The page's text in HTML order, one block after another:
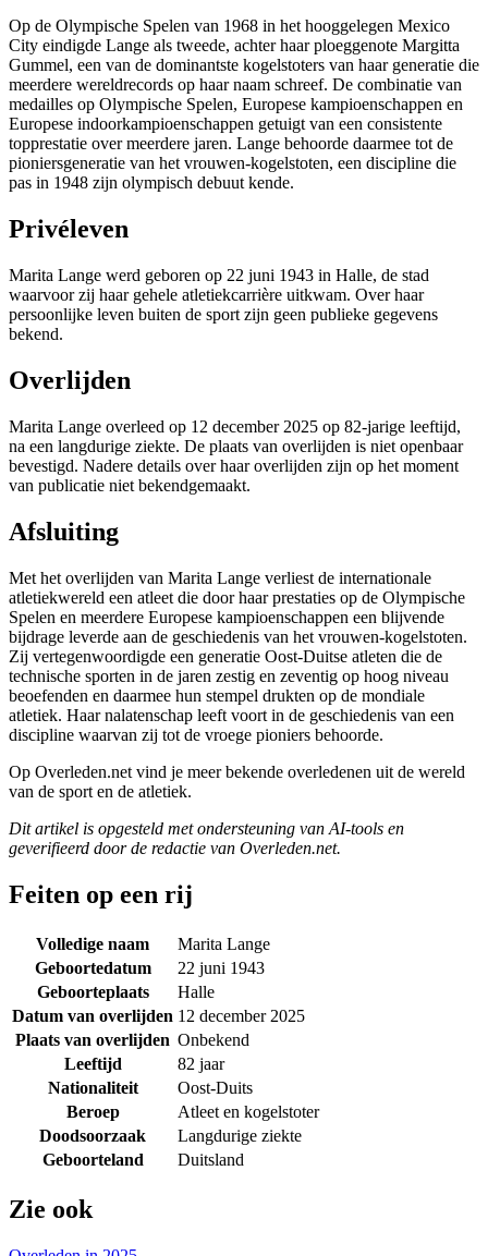
Op de Olympische Spelen van 1968 in het hooggelegen Mexico
City eindigde Lange als tweede, achter haar ploeggenote Margitta
Gummel, een van de dominantste kogelstoters van haar generatie die
meerdere wereldrecords op haar naam schreef. De combinatie van
medailles op Olympische Spelen, Europese kampioenschappen en
Europese indoorkampioenschappen getuigt van een consistente
topprestatie over meerdere jaren. Lange behoorde daarmee tot de
pioniersgeneratie van het vrouwen-kogelstoten, een discipline die
pas in 1948 zijn olympisch debuut kende.
Privéleven
Marita Lange werd geboren op 22 juni 1943 in Halle, de stad
waarvoor zij haar gehele atletiekcarrière uitkwam. Over haar
persoonlijke leven buiten de sport zijn geen publieke gegevens
bekend.
Overlijden
Marita Lange overleed op 12 december 2025 op 82-jarige leeftijd,
na een langdurige ziekte. De plaats van overlijden is niet openbaar
bevestigd. Nadere details over haar overlijden zijn op het moment
van publicatie niet bekendgemaakt.
Afsluiting
Met het overlijden van Marita Lange verliest de internationale
atletiekwereld een atleet die door haar prestaties op de Olympische
Spelen en meerdere Europese kampioenschappen een blijvende
bijdrage leverde aan de geschiedenis van het vrouwen-kogelstoten.
Zij vertegenwoordigde een generatie Oost-Duitse atleten die de
technische sporten in de jaren zestig en zeventig op hoog niveau
beoefenden en daarmee hun stempel drukten op de mondiale
atletiek. Haar nalatenschap leeft voort in de geschiedenis van een
discipline waarvan zij tot de vroege pioniers behoorde.
Op Overleden.net vind je meer bekende overledenen uit de wereld
van de sport en de atletiek.
Dit artikel is opgesteld met ondersteuning van AI-tools en
geverifieerd door de redactie van Overleden.net.
Feiten op een rij
Volledige naam
Marita Lange
Geboortedatum
22 juni 1943
Geboorteplaats
Halle
Datum van overlijden 12 december 2025
Plaats van overlijden Onbekend
Leeftijd
82 jaar
Nationaliteit
Oost-Duits
Beroep
Atleet en kogelstoter
Doodsoorzaak
Langdurige ziekte
Geboorteland
Duitsland
Zie ook